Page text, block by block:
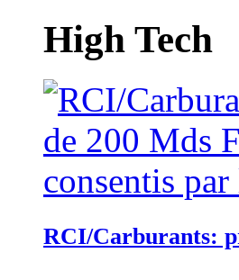
High Tech
RCI/Carburants: